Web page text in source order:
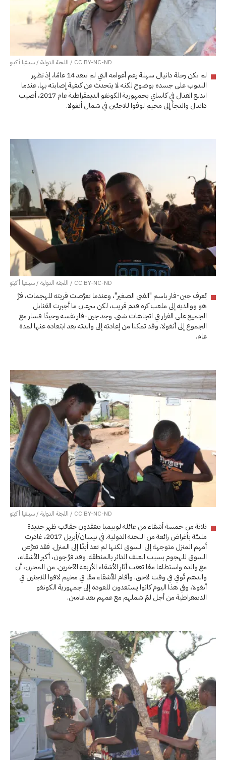
CC BY-NC-ND / اللجنة الدولية / سيلفيا أكينو
لم تكن رحلة دانيال سهلة رغم أعوامه التي لم تتعد 14 عامًا، إذ تظهر
الندوب على جسده بوضوح لكنه لا يتحدث عن كيفية إصابته بها. عندما
اندلع القتال في كاساي بجمهورية الكونغو الديمقراطية عام 2017، أصيب
دانيال والتجأ إلى مخيم لوفوا للاجئين في شمال أنغولا.
CC BY-NC-ND / اللجنة الدولية / سيلفيا أكينو
يُعرف جين-فار باسم "الفتى الصغير"، وعندما تعرَّضت قريته للهجمات، فرَّ
هو ووالديه إلى ملعب كرة قدم قريب، لكن سرعان ما أجبرت القنابل
الجميع على الفرار في اتجاهات شتى. وجد جين-فار نفسه وحيدًا فسار مع
الجموع إلى أنغولا. وقد تمكنا من إعادته إلى والدته بعد ابتعاده عنها لمدة
عام.
CC BY-NC-ND / اللجنة الدولية / سيلفيا أكينو
ثلاثة من خمسة أشقاء من عائلة لوبيمبا يتفقدون حقائب ظهر جديدة
مليئة بأغراض رائعة من اللجنة الدولية. في نيسان/أبريل 2017، غادرت
أمهم المنزل متوجهة إلى السوق لكنها لم تعد أبدًا إلى المنزل. فقد تعرَّض
السوق للهجوم بسبب العنف الدائر بالمنطقة. وقد فرَّ جون، أكبر الأشقاء،
مع والده واستطاعا معًا تعقب أثار الأشقاء الأربعة الآخرين. من المحزن، أن
والدهم تُوفي في وقت لاحق. وأقام الأشقاء معًا في مخيم لافوا للاجئين في
أنغولا، وفي هذا اليوم كانوا يستعدون للعودة إلى جمهورية الكونغو
الديمقراطية من أجل لمّ شملهم مع عمهم بعد عامين.